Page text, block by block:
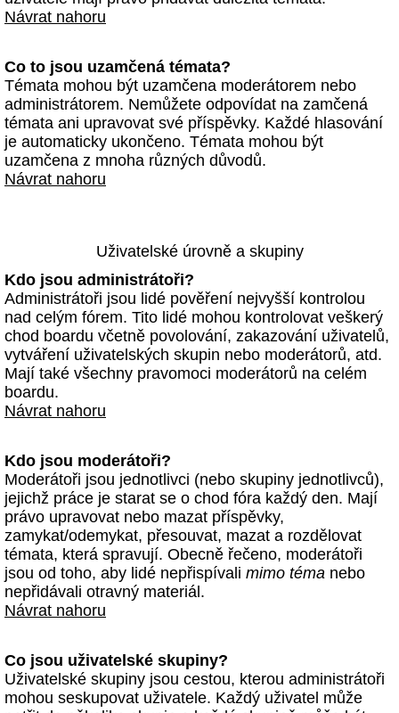
Návrat nahoru
Co to jsou uzamčená témata?
Témata mohou být uzamčena moderátorem nebo
administrátorem. Nemůžete odpovídat na zamčená
témata ani upravovat své příspěvky. Každé hlasování
je automaticky ukončeno. Témata mohou být
uzamčena z mnoha různých důvodů.
Návrat nahoru
Uživatelské úrovně a skupiny
Kdo jsou administrátoři?
Administrátoři jsou lidé pověření nejvyšší kontrolou
nad celým fórem. Tito lidé mohou kontrolovat veškerý
chod boardu včetně povolování, zakazování uživatelů,
vytváření uživatelských skupin nebo moderátorů, atd.
Mají také všechny pravomoci moderátorů na celém
boardu.
Návrat nahoru
Kdo jsou moderátoři?
Moderátoři jsou jednotlivci (nebo skupiny jednotlivců),
jejichž práce je starat se o chod fóra každý den. Mají
právo upravovat nebo mazat příspěvky,
zamykat/odemykat, přesouvat, mazat a rozdělovat
témata, která spravují. Obecně řečeno, moderátoři
jsou od toho, aby lidé nepřispívali mimo téma nebo
nepřidávali otravný materiál.
Návrat nahoru
Co jsou uživatelské skupiny?
Uživatelské skupiny jsou cestou, kterou administrátoři
mohou seskupovat uživatele. Každý uživatel může